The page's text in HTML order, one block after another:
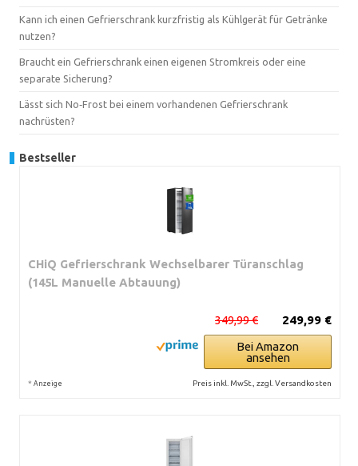
Kann ich einen Gefrierschrank kurzfristig als Kühlgerät für Getränke
nutzen?
Braucht ein Gefrierschrank einen eigenen Stromkreis oder eine
separate Sicherung?
Lässt sich No‑Frost bei einem vorhandenen Gefrierschrank
nachrüsten?
Bestseller
CHiQ Gefrierschrank Wechselbarer Türanschlag
(145L Manuelle Abtauung)
249,99 €
349,99 €
Bei Amazon
ansehen
* Anzeige Preis inkl. MwSt., zzgl. Versandkosten